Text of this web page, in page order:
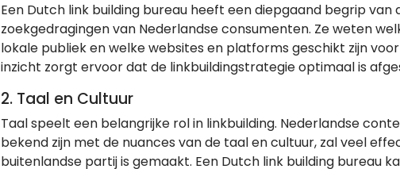
Een Dutch link building bureau heeft een diepgaand begrip
zoekgedragingen van Nederlandse consumenten. Ze weten
lokale publiek en welke websites en platforms geschikt zijn
inzicht zorgt ervoor dat de linkbuildingstrategie optimaal is
2. Taal en Cultuur
Taal speelt een belangrijke rol in linkbuilding. Nederlandse
bekend zijn met de nuances van de taal en cultuur, zal veel
buitenlandse partij is gemaakt. Een Dutch link building bureau